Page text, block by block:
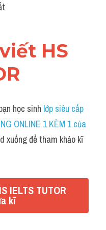
HS
học sinh lớp siêu cấp
ONLINE 1 KÈM 1 của
xuống để tham khảo kĩ
IELTS TUTOR
kĩ